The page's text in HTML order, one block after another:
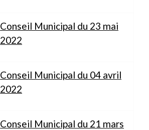
Conseil Municipal du 23 mai
2022
Conseil Municipal du 04 avril
2022
Conseil Municipal du 21 mars